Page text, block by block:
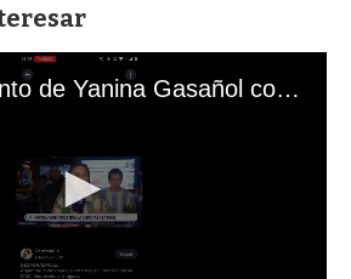
El mal momento de Yanina Gasañol con un hincha argentino en "Subrayado"